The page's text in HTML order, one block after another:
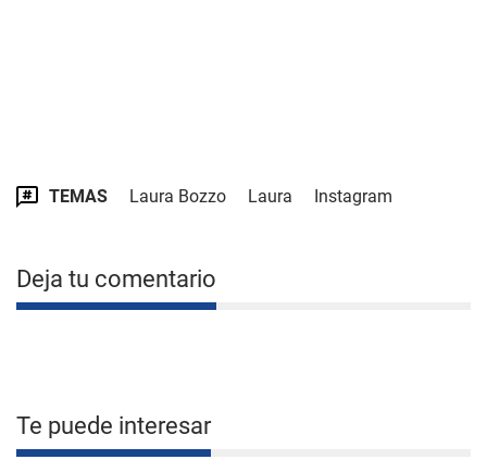
TEMAS Laura Bozzo Laura Instagram
Deja tu comentario
Te puede interesar